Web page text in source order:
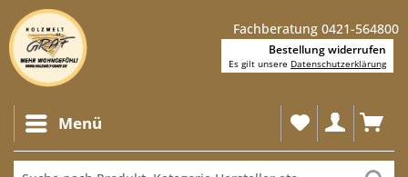
Fachberatung 0421-564800
Menü
Bestellung widerrufen
Es gilt unsere Datenschutzerklärung